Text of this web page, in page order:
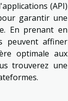
(API)
garantir une
En prenant en
peuvent affiner
optimale aux
trouverez une